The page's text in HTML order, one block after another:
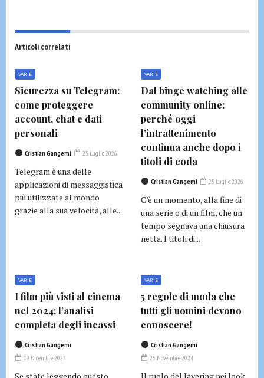
Articoli correlati
VARIE
Sicurezza su Telegram:
come proteggere
account, chat e dati
personali
Cristian Gangemi 25 Luglio 2026
Telegram è una delle
applicazioni di messaggistica
più utilizzate al mondo
grazie alla sua velocità, alle...
VARIE
Dal binge watching alle
community online:
perché oggi
l’intrattenimento
continua anche dopo i
titoli di coda
Cristian Gangemi 25 Luglio 2026
C’è un momento, alla fine di
una serie o di un film, che un
tempo segnava una chiusura
netta. I titoli di...
VARIE
I film più visti al cinema
nel 2024: l’analisi
completa degli incassi
Cristian Gangemi
19 Dicembre 2024
Se state leggendo questo
VARIE
5 regole di moda che
tutti gli uomini devono
conoscere!
Cristian Gangemi
25 Novembre 2024
Il ruolo del layering nei look